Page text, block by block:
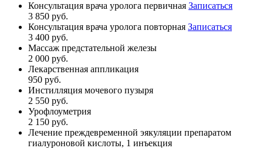
Консультация врача уролога первичная Записаться
3 850 руб.
Консультация врача уролога повторная Записаться
3 400 руб.
Массаж предстательной железы
2 000 руб.
Лекарственная аппликация
950 руб.
Инстилляция мочевого пузыря
2 550 руб.
Урофлоуметрия
2 150 руб.
Лечение преждевременной эякуляции препаратом
гиалуроновой кислоты, 1 инъекция